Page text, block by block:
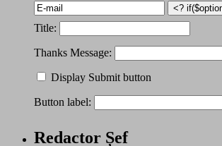
Title:
Thanks Message:
Display Submit button
Button label:
Redactor Șef